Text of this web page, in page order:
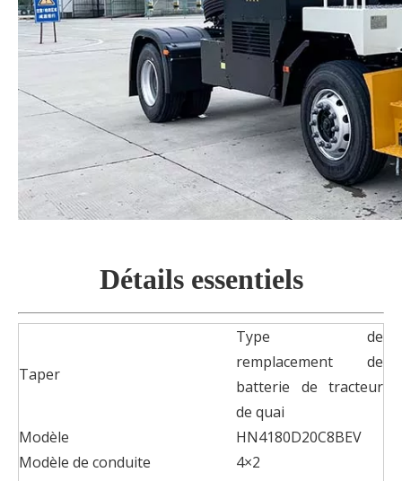
Détails essentiels
Taper
Type de
remplacement de
batterie de tracteur
de quai
Modèle
HN4180D20C8BEV
Modèle de conduite
4×2